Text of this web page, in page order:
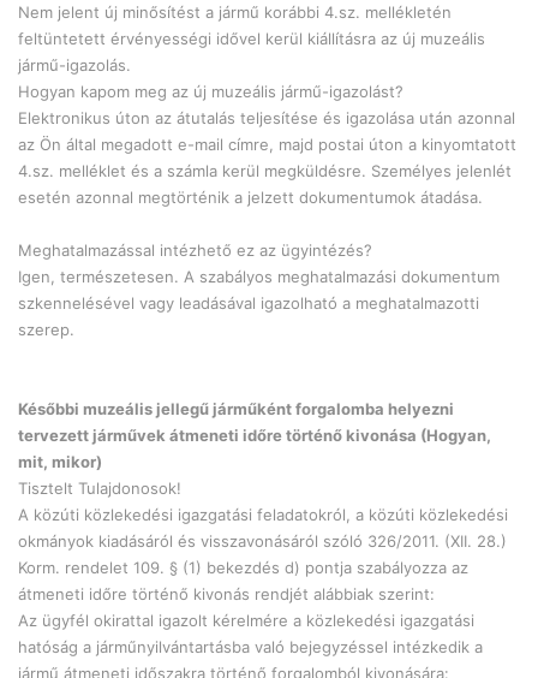
Nem jelent új minősítést a jármű korábbi 4.sz. mellékletén
feltüntetett érvényességi idővel kerül kiállításra az új muzeális
jármű-igazolás.
Hogyan kapom meg az új muzeális jármű-igazolást?
Elektronikus úton az átutalás teljesítése és igazolása után azonnal
az Ön által megadott e-mail címre, majd postai úton a kinyomtatott
4.sz. melléklet és a számla kerül megküldésre. Személyes jelenlét
esetén azonnal megtörténik a jelzett dokumentumok átadása.
Meghatalmazással intézhető ez az ügyintézés?
Igen, természetesen. A szabályos meghatalmazási dokumentum
szkennelésével vagy leadásával igazolható a meghatalmazotti
szerep.
Későbbi muzeális jellegű járműként forgalomba helyezni
tervezett járművek átmeneti időre történő kivonása (Hogyan,
mit, mikor)
Tisztelt Tulajdonosok!
A közúti közlekedési igazgatási feladatokról, a közúti közlekedési
okmányok kiadásáról és visszavonásáról szóló 326/2011. (XII. 28.)
Korm. rendelet 109. § (1) bekezdés d) pontja szabályozza az
átmeneti időre történő kivonás rendjét alábbiak szerint:
Az ügyfél okirattal igazolt kérelmére a közlekedési igazgatási
hatóság a járműnyilvántartásba való bejegyzéssel intézkedik a
jármű átmeneti időszakra történő forgalomból kivonására: